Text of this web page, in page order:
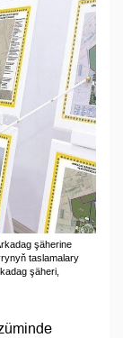
şäherine
taslamalary
şäheri,